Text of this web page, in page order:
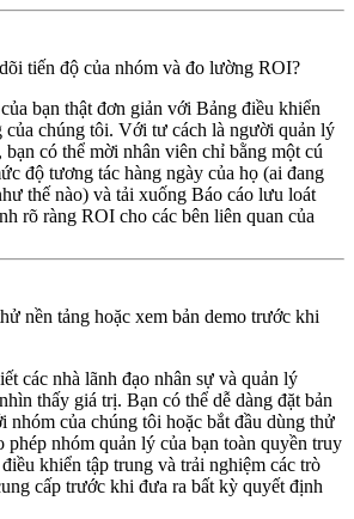
tiến độ của nhóm và đo lường ROI?
bạn thật đơn giản với Bảng điều khiển
của chúng tôi. Với tư cách là người quản lý
bạn có thể mời nhân viên chỉ bằng một cú
độ tương tác hàng ngày của họ (ai đang
thế nào) và tải xuống Báo cáo lưu loát
rõ ràng ROI cho các bên liên quan của
nền tảng hoặc xem bản demo trước khi
các nhà lãnh đạo nhân sự và quản lý
thấy giá trị. Bạn có thể dễ dàng đặt bản
nhóm của chúng tôi hoặc bắt đầu dùng thử
nhóm quản lý của bạn toàn quyền truy
khiển tập trung và trải nghiệm các trò
cấp trước khi đưa ra bất kỳ quyết định